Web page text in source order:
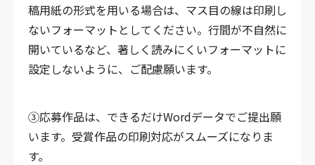
稿用紙の形式を用いる場合は、マス目の線は印刷し
ないフォーマットとしてください。行間が不自然に
開いているなど、著しく読みにくいフォーマットに
設定しないように、ご配慮願います。
③応募作品は、できるだけWordデータでご提出願
います。受賞作品の印刷対応がスムーズになりま
す。